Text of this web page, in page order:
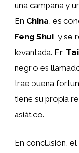
una campana y
En China, es
Feng Shui, y se
levantada. En
negrio es
trae buena
tiene su propia
asiático.
En conclusión, el